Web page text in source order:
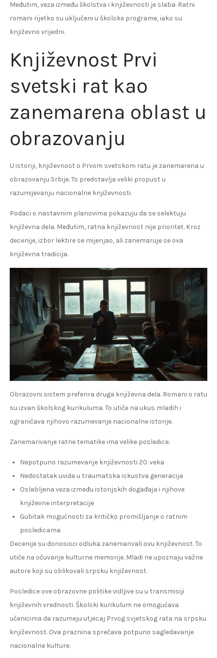
Međutim, veza između školstva i književnosti je slaba. Ratni
romani rijetko su uključeni u školske programe, iako su
književno vrijedni.
Književnost Prvi
svetski rat kao
zanemarena oblast u
obrazovanju
U istoriji, književnost o Prvom svetskom ratu je zanemarena u
obrazovanju Srbije. To predstavlja veliki propust u
razumijevanju nacionalne književnosti.
Podaci o nastavnim planovima pokazuju da se selektuju
književna dela. Međutim, ratna književnost nije prioritet. Kroz
decenije, izbor lektire se mijenjao, ali zanemaruje se ova
književna tradicija.
Obrazovni sistem preferira druga književna dela. Romani o ratu
su izvan školskog kurikuluma. To utiče na ukus mladih i
ograničava njihovo razumevanje nacionalne istorije.
Zanemarivanje ratne tematike ima velike posledice:
Nepotpuno razumevanje književnosti 20. veka
Nedostatak uvida u traumatska iskustva generacija
Oslabljena veza između istorijskih događaja i njihove
književne interpretacije
Gubitak mogućnosti za kritičko promišljanje o ratnim
posledicama
Decenije su donosioci odluka zanemarivali ovu književnost. To
utiče na očuvanje kulturne memorije. Mladi ne upoznaju važne
autore koji su oblikovali srpsku književnost.
Posledice ove obrazovne politike vidljive su u transmisiji
književnih vrednosti. Školski kurikulum ne omogućava
učenicima da razumeju utjecaj Prvog svjetskog rata na srpsku
književnost. Ova praznina sprečava potpuno sagledavanje
nacionalne kulture.